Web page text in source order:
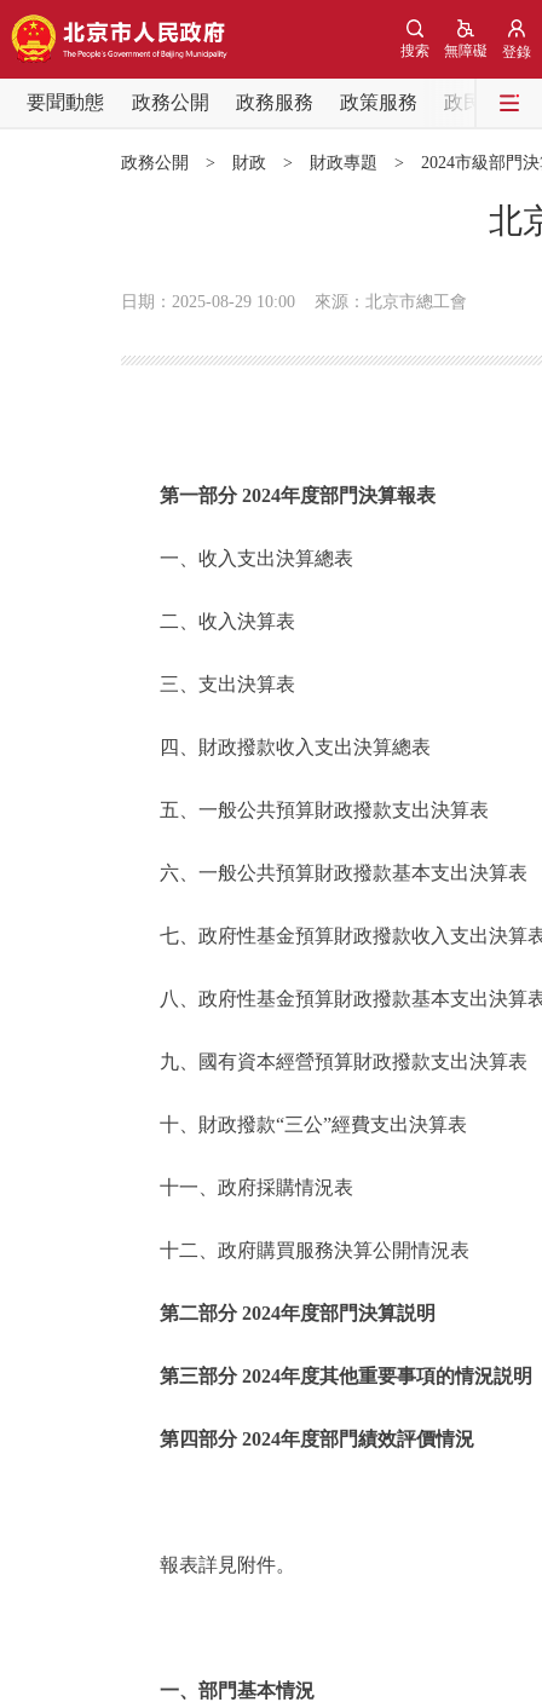
登錄
無障礙
搜索
要聞動態 政務公開 政務服務 政策服務
政民互動
便民服務
仲介服務
政民互動
12345網上接訴即辦
參與調查
走進北京
北京概況
綠色北京
ENGLISH
政務公開 > 財政 > 財政專題 > 2024市級部門
北
日期：2025-08-29 10:00 來源：北京市總工會
第一部分 2024年度部門決算報表
一、收入支出決算總表
二、收入決算表
三、支出決算表
四、財政撥款收入支出決算總表
五、一般公共預算財政撥款支出決算表
六、一般公共預算財政撥款基本支出決算表
七、政府性基金預算財政撥款收入支出決算
八、政府性基金預算財政撥款基本支出決算
九、國有資本經營預算財政撥款支出決算表
十、財政撥款“三公”經費支出決算表
十一、政府採購情況表
十二、政府購買服務決算公開情況表
第二部分 2024年度部門決算説明
第三部分 2024年度其他重要事項的情況説明
第四部分 2024年度部門績效評價情況
報表詳見附件。
一、部門基本情況